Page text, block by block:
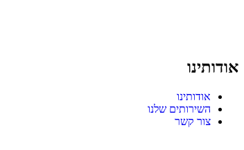
אודותינו
אודותינו
השירותים שלנו
צור קשר